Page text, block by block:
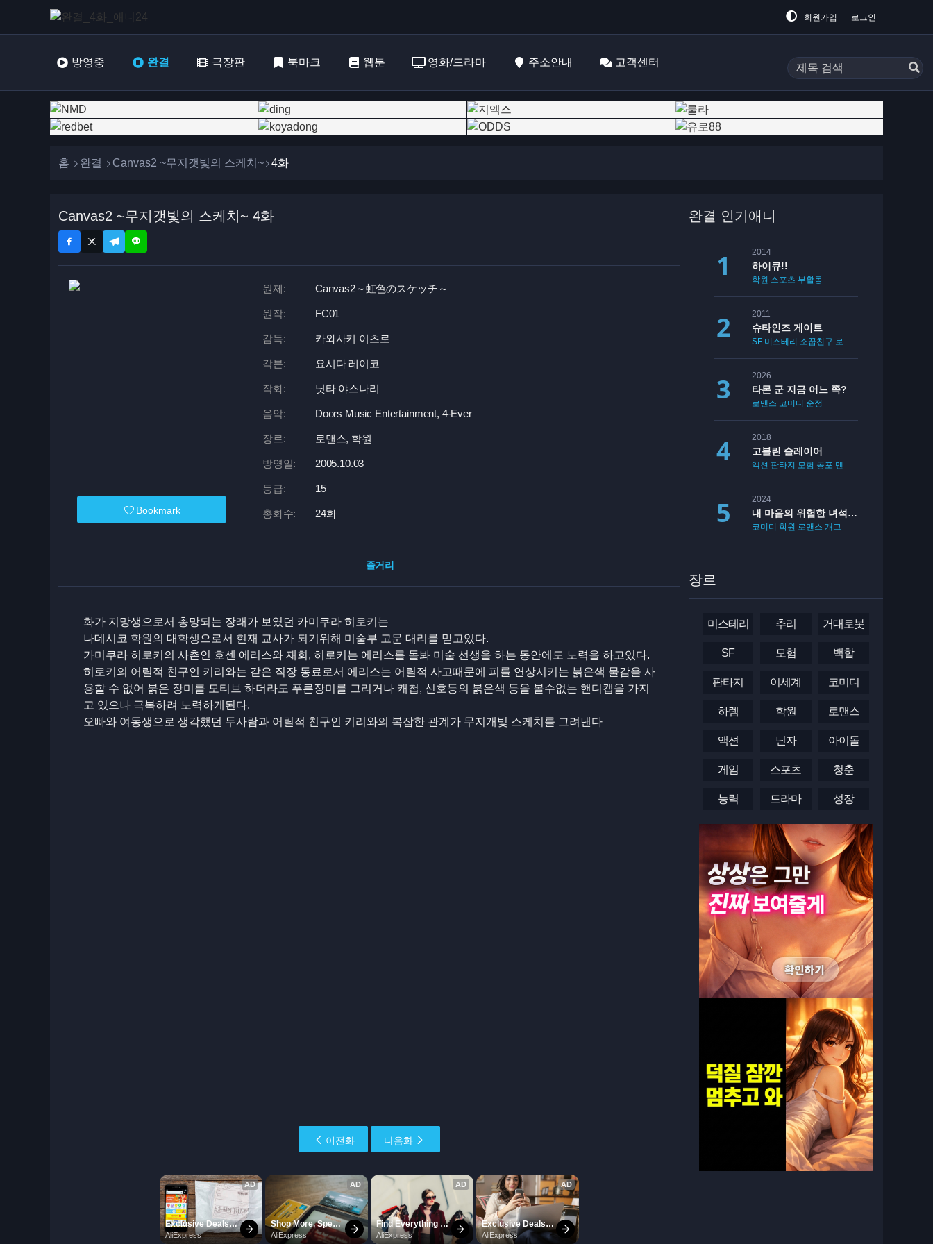
회원가입 로그인
방영중 완결 극장판 북마크 웹툰 영화/드라마 주소안내 고객센터
홈 완결 Canvas2 ~무지갯빛의 스케치~ 4화
Canvas2 ~무지갯빛의 스케치~ 4화
Bookmark
원제: Canvas2～虹色のスケッチ～
원작: FC01
감독: 카와사키 이츠로
각본: 요시다 레이코
작화: 닛타 야스나리
음악: Doors Music Entertainment, 4-Ever
장르: 로맨스, 학원
방영일: 2005.10.03
등급: 15
총화수: 24화
줄거리
화가 지망생으로서 총망되는 장래가 보였던 카미쿠라 히로키는
나데시코 학원의 대학생으로서 현재 교사가 되기위해 미술부 고문 대리를 맏고있다.
가미쿠라 히로키의 사촌인 호센 에리스와 재회, 히로키는 에리스를 돌봐 미술 선생을 하는 동안에도 노력을 하고있다.
히로키의 어릴적 친구인 키리와는 같은 직장 동료로서 에리스는 어릴적 사고때문에 피를 연상시키는 붉은색 물감을 사
용할 수 없어 붉은 장미를 모티브 하더라도 푸른장미를 그리거나 캐첩, 신호등의 붉은색 등을 볼수없는 핸디캡을 가지
고 있으나 극복하려 노력하게된다.
오빠와 여동생으로 생각했던 두사람과 어릴적 친구인 키리와의 복잡한 관계가 무지개빛 스케치를 그려낸다
이전화 다음화
완결 인기애니
2014
하이큐!!
학원 스포츠 부활동
2011
슈타인즈 게이트
SF 미스테리 소꿉친구 로맨스
2026
타몬 군 지금 어느 쪽?
로맨스 코미디 순정
2018
고블린 슬레이어
액션 판타지 모험 공포 멘붕
2024
내 마음의 위험한 녀석 2기
코미디 학원 로맨스 개그
장르
미스테리 추리 거대로봇
SF 모험 백합
판타지 이세계 코미디
하렘 학원 로맨스
액션 닌자 아이돌
게임 스포츠 청춘
능력 드라마 성장